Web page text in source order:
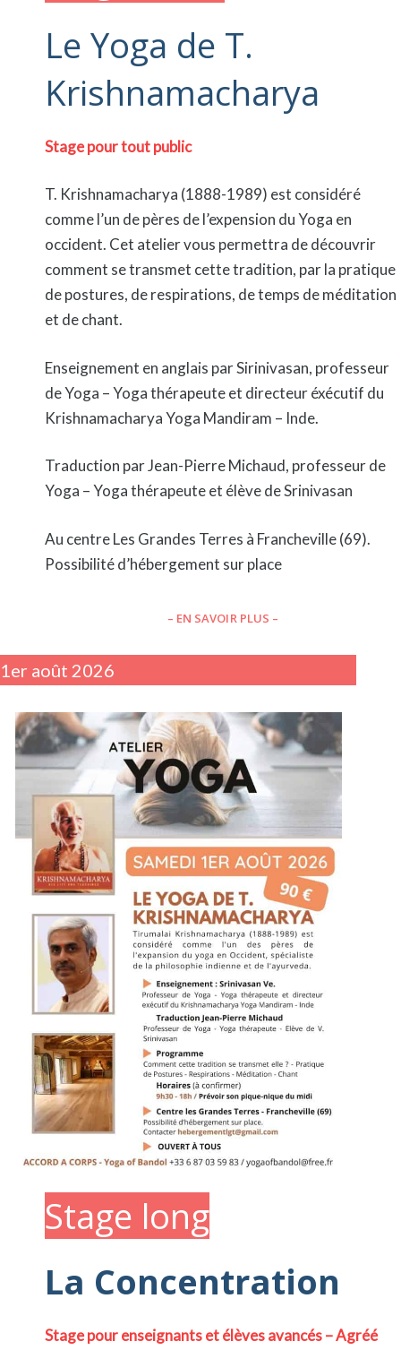
Le Yoga de T.
Krishnamacharya
Stage pour tout public
T. Krishnamacharya (1888-1989) est considéré
comme l’un de pères de l’expension du Yoga en
occident. Cet atelier vous permettra de découvrir
comment se transmet cette tradition, par la pratique
de postures, de respirations, de temps de méditation
et de chant.
Enseignement en anglais par Sirinivasan, professeur
de Yoga – Yoga thérapeute et directeur éxécutif du
Krishnamacharya Yoga Mandiram – Inde.
Traduction par Jean-Pierre Michaud, professeur de
Yoga – Yoga thérapeute et élève de Srinivasan
Au centre Les Grandes Terres à Francheville (69).
Possibilité d’hébergement sur place
– EN SAVOIR PLUS –
1er août 2026
Stage long
La Concentration
Stage pour enseignants et élèves avancés – Agréé